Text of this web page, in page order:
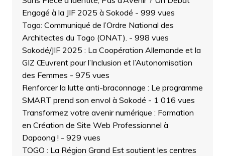
Engagé à la JIF 2025 à Sokodé - 999 vues
Togo: Communiqué de l’Ordre National des
Architectes du Togo (ONAT). - 998 vues
Sokodé/JIF 2025 : La Coopération Allemande et la
GIZ Œuvrent pour l’Inclusion et l’Autonomisation
des Femmes - 975 vues
Renforcer la lutte anti-braconnage : Le programme
SMART prend son envol à Sokodé - 1 016 vues
Transformez votre avenir numérique : Formation
en Création de Site Web Professionnel à
Dapaong ! - 929 vues
TOGO : La Région Grand Est soutient les centres